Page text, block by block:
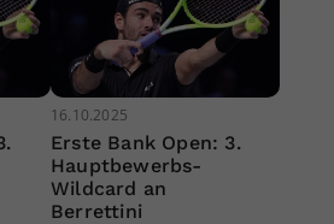
16.10.2025
Erste Bank Open: 3.
Hauptbewerbs-
Wildcard an
Berrettini